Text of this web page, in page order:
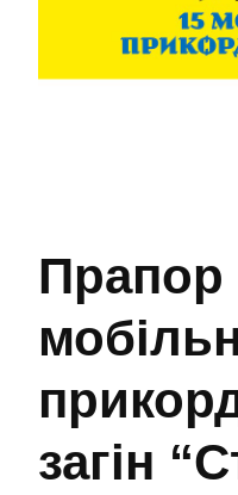
Прапор
загін